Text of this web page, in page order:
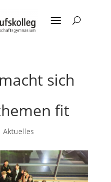
a U
sich
fit
Aktuelles